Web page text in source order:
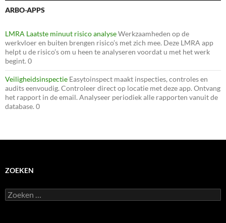
ARBO-APPS
LMRA Laatste minuut risico analyseWerkzaamheden op de
werkvloer en buiten brengen risico’s met zich mee. Deze LMRA app
helpt u de risico’s om u heen te analyseren voordat u met het werk
begint. 0
Veiligheidsinspectie Easytoinspect maakt inspecties, controles en
audits eenvoudig. Controleer direct op locatie met deze app. Ontvang
het rapport in de email. Analyseer periodiek alle rapporten vanuit de
database. 0
ZOEKEN
Zoeken
naar: